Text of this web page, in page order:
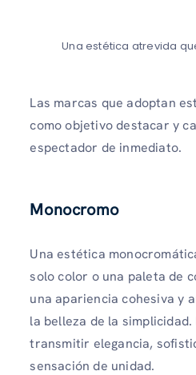
Una estética atrevida
Las marcas que adoptan
como objetivo destacar y
espectador de inmediato.
Monocromo
Una estética
solo color o una paleta de
una apariencia cohesiva y
la belleza de la
transmitir elegancia,
sensación de unidad.